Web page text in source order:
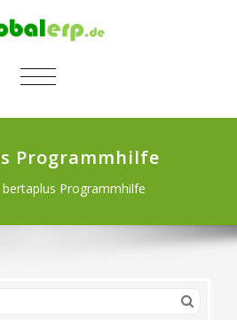
SCHALTE NAVIGATION
Programmhilfe
bertaplus Programmhilfe